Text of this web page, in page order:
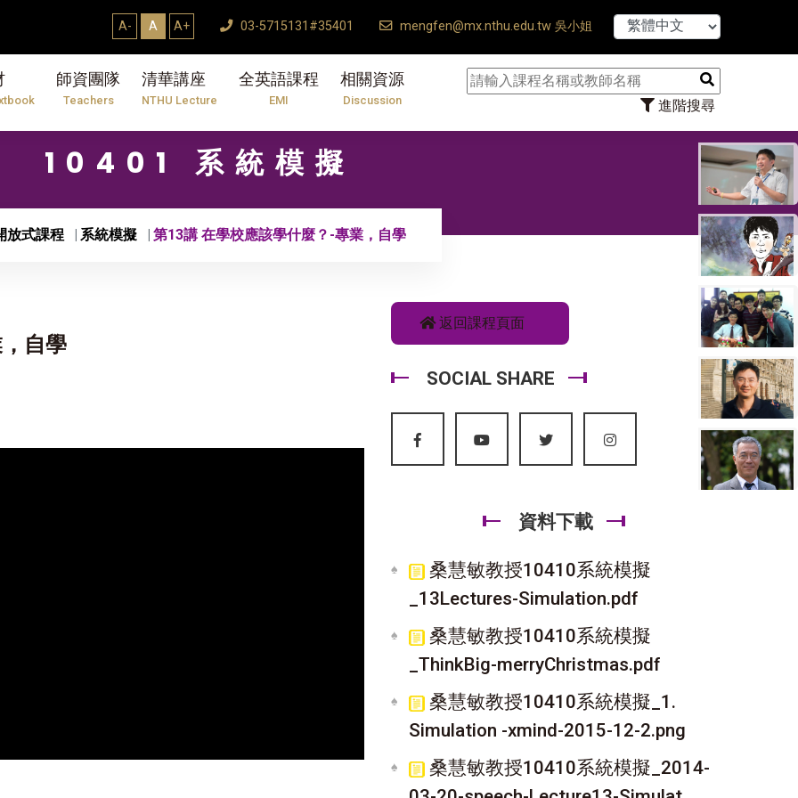
A- A A+ 03-5715131#35401 mengfen@mx.nthu.edu.tw 吳小姐
師資團隊
Teachers
清華講座
NTHU Lecture
全英語課程
EMI
相關資源
Discussion 進階搜尋
114學年度第2學期研究生論文口試結束Thesis Defense Ends ♠
10401 系統模擬
放式課程 系統模擬 第13講 在學校應該學什麼？-專業，自學
自學
返回課程頁面
SOCIAL SHARE
資料下載
桑慧敏教授10410系統模擬
_13Lectures-Simulation.pdf
桑慧敏教授10410系統模擬
_ThinkBig-merryChristmas.pdf
桑慧敏教授10410系統模擬_1.
Simulation -xmind-2015-12-2.png
桑慧敏教授10410系統模擬_2014-